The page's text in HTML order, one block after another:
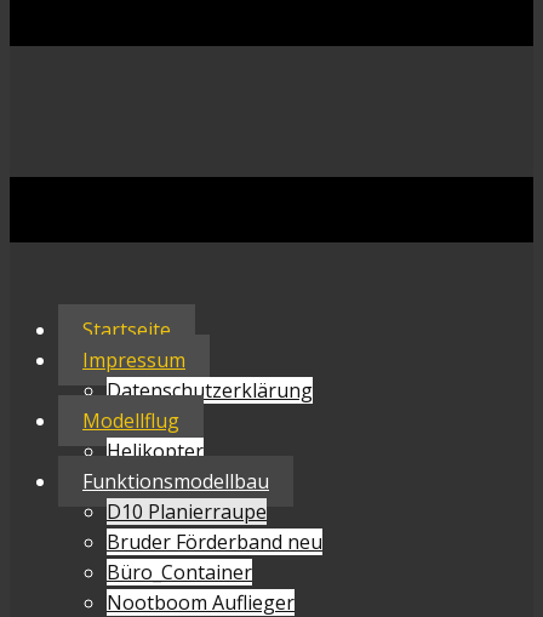
Startseite
Impressum
Datenschutzerklärung
Modellflug
Helikopter
Funktionsmodellbau
D10 Planierraupe
Bruder Förderband neu
Büro_Container
Nootboom Auflieger